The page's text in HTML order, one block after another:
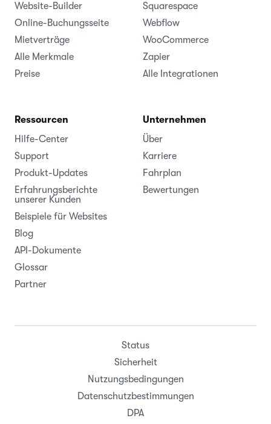
Website-Builder
Online-Buchungsseite
Mietverträge
Alle Merkmale
Preise
Squarespace
Webflow
WooCommerce
Zapier
Alle Integrationen
Ressourcen
Hilfe-Center
Support
Produkt-Updates
Erfahrungsberichte
unserer Kunden
Beispiele für Websites
Blog
API-Dokumente
Glossar
Partner
Unternehmen
Über
Karriere
Fahrplan
Bewertungen
Status
Sicherheit
Nutzungsbedingungen
Datenschutzbestimmungen
DPA